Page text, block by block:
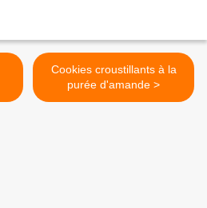
Cookies croustillants à la
purée d'amande >